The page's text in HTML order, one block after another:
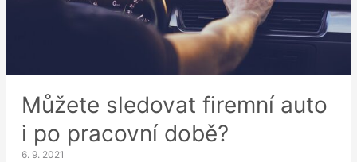
Můžete sledovat firemní auto
i po pracovní době?
6. 9. 2021